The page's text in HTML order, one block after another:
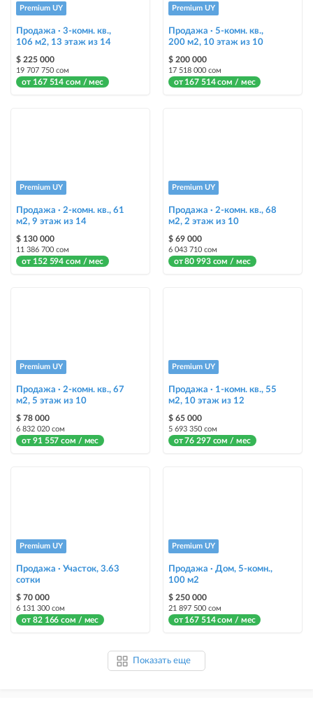
размещение объявления на Instagram аккаунте @house_kg и на
Telegram канале + платное продвижение на Instagram
Выделить цветом
выделение объявления цветом среди других объявлений
«Срочно»
Стикеры
Яркие стикеры с опциями, выделят ваш объект среди остальных и
помогут продать быстрее
Premium UY
Продажа · 3-комн. кв.,
106 м2, 13 этаж из 14
$ 225 000
19 707 750 сом
от 167 514 сом / мес
Premium UY
Продажа · 5-комн. кв.,
200 м2, 10 этаж из 10
$ 200 000
17 518 000 сом
от 167 514 сом / мес
Premium UY
Продажа · 2-комн. кв., 61
м2, 9 этаж из 14
$ 130 000
11 386 700 сом
от 152 594 сом / мес
Premium UY
Продажа · 2-комн. кв., 68
м2, 2 этаж из 10
$ 69 000
6 043 710 сом
от 80 993 сом / мес
Premium UY
Продажа · 2-комн. кв., 67
м2, 5 этаж из 10
$ 78 000
6 832 020 сом
от 91 557 сом / мес
Premium UY
Продажа · 1-комн. кв., 55
м2, 10 этаж из 12
$ 65 000
5 693 350 сом
от 76 297 сом / мес
Premium UY
Продажа · Участок, 3.63
сотки
$ 70 000
6 131 300 сом
от 82 166 сом / мес
Premium UY
Продажа · Дом, 5-комн.,
100 м2
$ 250 000
21 897 500 сом
от 167 514 сом / мес
Показать еще